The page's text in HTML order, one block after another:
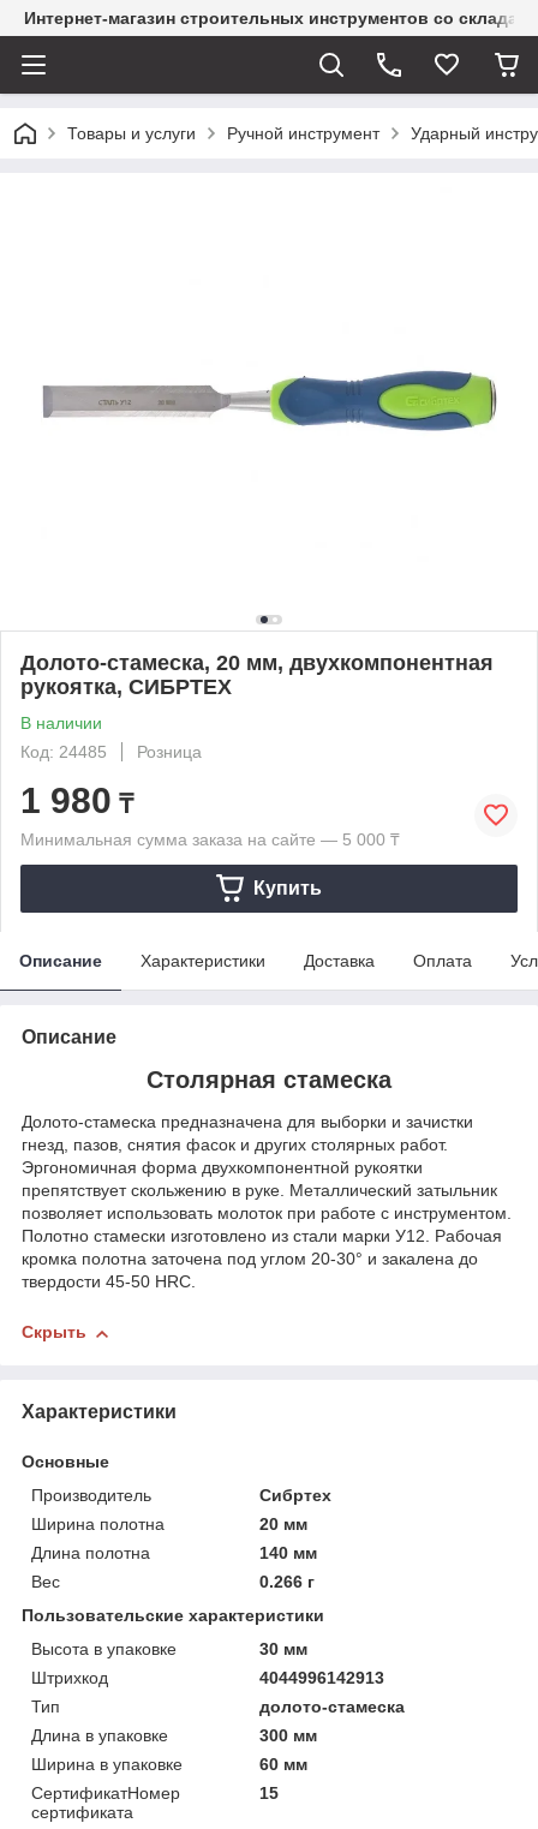
Интернет-магазин строительных инструментов со склада
Товары и услуги Ручной инструмент Ударный
Долото-стамеска, 20 мм, двухкомпонентная
рукоятка, СИБРТЕХ
В наличии
Код: 24485
Розница
1 980 ₸
Минимальная сумма заказа на сайте — 5 000 ₸
Купить
Описание Характеристики Доставка Оплата
Описание
Столярная стамеска
Долото-стамеска предназначена для выборки и зачистки
гнезд, пазов, снятия фасок и других столярных работ.
Эргономичная форма двухкомпонентной рукоятки
препятствует скольжению в руке. Металлический затыльник
позволяет использовать молоток при работе с инструментом.
Полотно стамески изготовлено из стали марки У12. Рабочая
кромка полотна заточена под углом 20-30° и закалена до
твердости 45-50 HRC.
Скрыть
Характеристики
Основные
Производитель
Сибртех
Ширина полотна
20 мм
Длина полотна
140 мм
Вес
0.266 г
Пользовательские характеристики
Высота в упаковке
30 мм
Штрихкод
4044996142913
Тип
долото-стамеска
Длина в упаковке
300 мм
Ширина в упаковке
60 мм
СертификатНомер
сертификата
15